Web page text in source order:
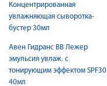
Концентрированная
увлажняющая сыворотка-
бустер 30мл
Авен Гидранс ВВ Лежер
эмульсия увлаж. с
тонирующим эффектом SPF30
40мл